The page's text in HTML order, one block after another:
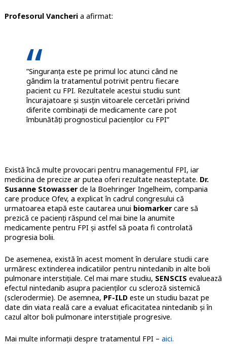
Profesorul Vancheria afirmat:
”Singuranța este pe primul loc atunci când ne
gândim la tratamentul potrivit pentru fiecare
pacient cu FPI. Rezultatele acestui studiu sunt
încurajatoare și susțin viitoarele cercetări privind
diferite combinații de medicamente care pot
îmbunătăți prognosticul pacienților cu FPI”
Există încă multe provocari pentru managementul FPI, iar
medicina de precize ar putea oferi rezultate neasteptate. Dr.
Susanne Stowasserde la Boehringer Ingelheim, compania
care produce Ofev, a explicat în cadrul congresului că
urmatoarea etapă este cautarea unui biomarkercare să
prezică ce pacienți răspund cel mai bine la anumite
medicamente pentru FPI și astfel să poata fi controlată
progresia bolii.
De asemenea, există în acest moment în derulare studii care
urmăresc extinderea indicatiilor pentru nintedanib in alte boli
pulmonare interstițiale. Cel mai mare studiu, SENSCIS evaluează
efectul nintedanib asupra pacienților cu scleroză sistemică
(sclerodermie). De asemnea, PF-ILDeste un studiu bazat pe
date din viata reală care a evaluat eficacitatea nintedanib și în
cazul altor boli pulmonare interstițiale progresive.
Mai multe informații despre tratamentul FPI – aici.